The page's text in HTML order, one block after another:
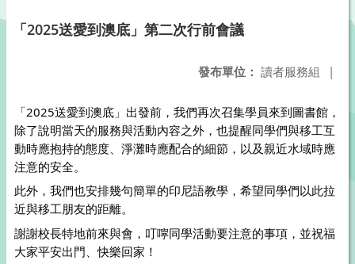
「2025送愛到澳底」第二次行前會議
發布單位： 讀者服務組 |
「2025送愛到澳底」出發前，我們再次召集學員來到圖書館，
除了說明當天的服務與活動內容之外，也提醒同學們與移工互
動時應抱持的態度、淨灘時應配合的細節，以及親近水域時應
注意的安全。
此外，我們也安排幾句簡單的印尼語教學，希望同學們以此拉
近與移工朋友的距離。
謝謝校長特地前來與會，叮嚀同學活動要注意的事項，並祝福
大家平安出門、快樂回家！